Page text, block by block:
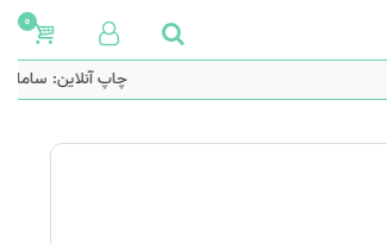
0
چاپ آنلاین: